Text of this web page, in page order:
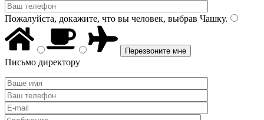
Пожалуйста, докажите, что вы человек, выбрав Чашку.
Письмо директору